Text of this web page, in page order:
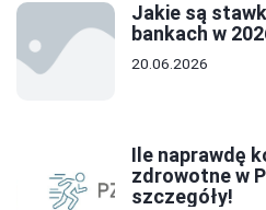
Jakie są
bankach w
20.06.2026
Ile naprawdę
zdrowotne w
szczegóły!